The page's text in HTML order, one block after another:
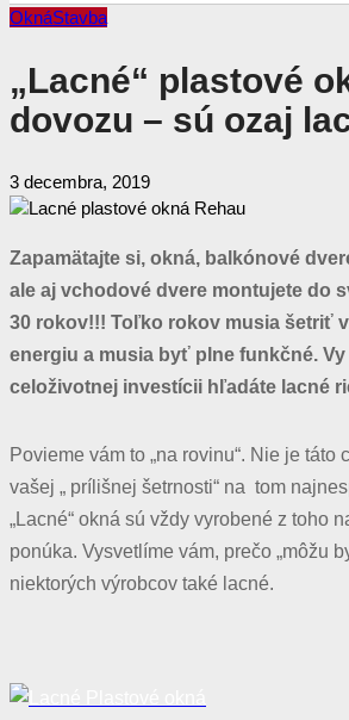
OknáStavba
„Lacné“ plastové
dovozu – sú ozaj
3 decembra, 2019
Zapamätajte si, okná, balkónové
ale aj vchodové dvere montujete do
30 rokov!!! Toľko rokov musia šetriť
energiu a musia byť plne funkčné.
celoživotnej investícii hľadáte lacné
Povieme vám to „na rovinu“. Nie je táto
vašej „ prílišnej šetrnosti“ na tom
„Lacné“ okná sú vždy vyrobené z toho
ponúka. Vysvetlíme vám, prečo „môžu
niektorých výrobcov také lacné.